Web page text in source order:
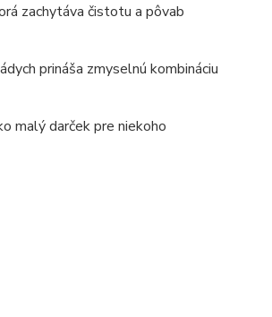
zachytáva čistotu a pôvab
prináša zmyselnú kombináciu
malý darček pre niekoho